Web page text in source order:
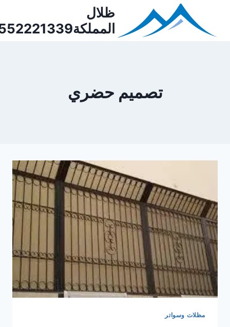
content
ظلال
المملكة0552221339
تصميم حضري
مظلات وسواتر